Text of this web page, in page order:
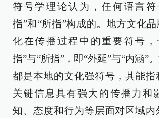
符号学理论认为，任何语言
指”和“所指”构成的。地方文化
化在传播过程中的重要符号
指”与“所指”，即“外延”与“内涵”
都是本地的文化强符号，其能指
关键信息具有强大的传播力和
知、态度和行为等层面对区域内